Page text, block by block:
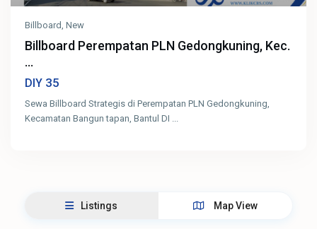
Billboard,New
Billboard Perempatan PLN Gedongkuning, Kec.
...
DIY 35
Sewa Billboard Strategis di Perempatan PLN Gedongkuning,
Kecamatan Bangun tapan, Bantul DI ...
Listings Map View